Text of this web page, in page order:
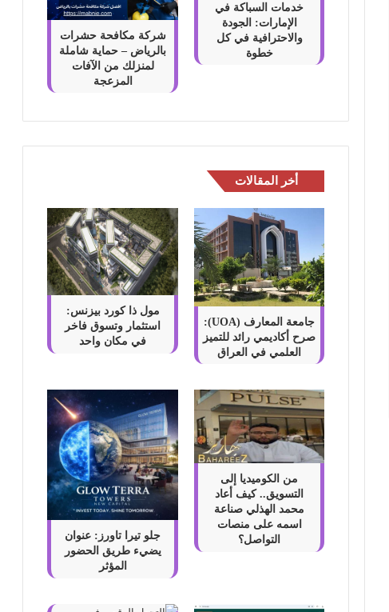
خدمات السباكة في
الإمارات: الجودة
والاحترافية في كل
خطوة
شركة مكافحة حشرات
بالرياض – حماية شاملة
لمنزلك من الآفات
المزعجة
أخر المقالات
جامعة المعارف (UOA):
صرح أكاديمي رائد للتميز
العلمي في العراق
مول ذا كورد بيزنس:
استثمار وتسوق فاخر
في مكان واحد
من الكوميديا إلى
التسويق.. كيف أعاد
محمد الهذلي صناعة
اسمه على منصات
التواصل؟
جلو تيرا تاورز: عنوان
يضيء طريق الحضور
المؤثر